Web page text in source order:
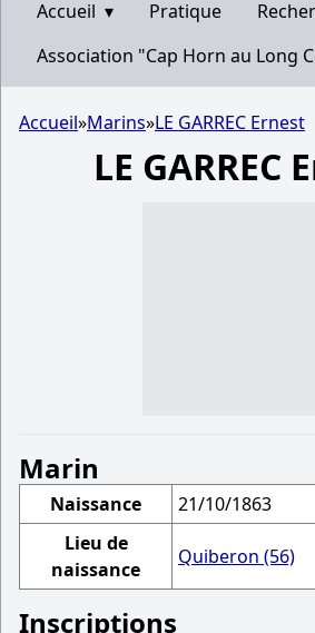
Accueil ▾ Pratique
Association "Cap Horn au Long
Accueil»Marins»LE GARREC Ernest
LE GARREC
Marin
Naissance
21/10/1863
Lieu de
naissance
Quiberon (56)
Inscriptions